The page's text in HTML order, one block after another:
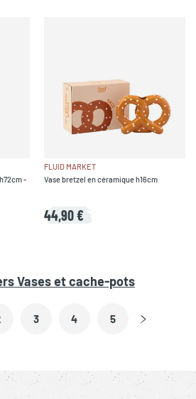
-
FLUID MARKET
Vase bretzel en céramique h16cm
44,90 €
Vases et cache-pots
3 4 5